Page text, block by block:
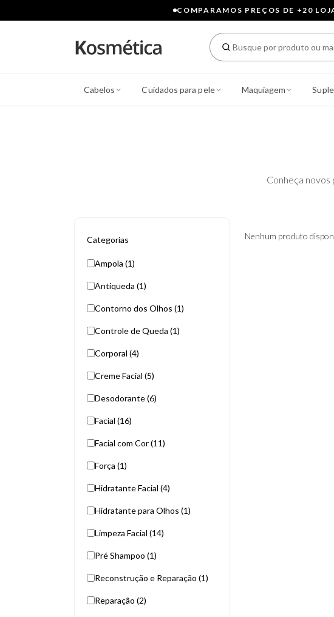
COMPARAMOS PREÇOS DE +20
Cabelos Cuidados para pele Maquiagem
Conheça
Categorias
Ampola (1)
Antiqueda (1)
Contorno dos Olhos (1)
Controle de Queda (1)
Corporal (4)
Creme Facial (5)
Desodorante (6)
Facial (16)
Facial com Cor (11)
Força (1)
Hidratante Facial (4)
Hidratante para Olhos (1)
Limpeza Facial (14)
Pré Shampoo (1)
Reconstrução e Reparação (1)
Reparação (2)
Nenhum produto